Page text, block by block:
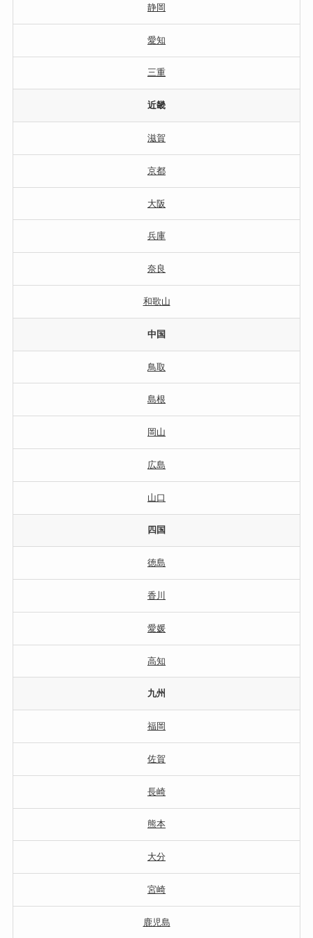
静岡
愛知
三重
近畿
滋賀
京都
大阪
兵庫
奈良
和歌山
中国
鳥取
島根
岡山
広島
山口
四国
徳島
香川
愛媛
高知
九州
福岡
佐賀
長崎
熊本
大分
宮崎
鹿児島